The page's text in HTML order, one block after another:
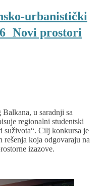
urbanistički
Novi prostori
u saradnji sa
regionalni studentski
suživota“. Cilj konkursa je
koja odgovaraju na
izazove.